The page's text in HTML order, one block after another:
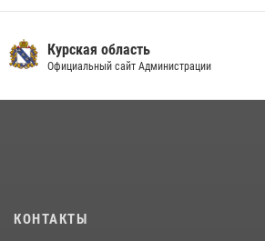
первого этапа фотоконкурса «В объективе
22 июля 2026, 12:38 2
Курская область
Официальный сайт Администрации
КОНТАКТЫ